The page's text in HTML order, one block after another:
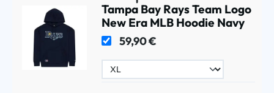
Tampa Bay Rays Team Logo
New Era MLB Hoodie Navy
59,90 €